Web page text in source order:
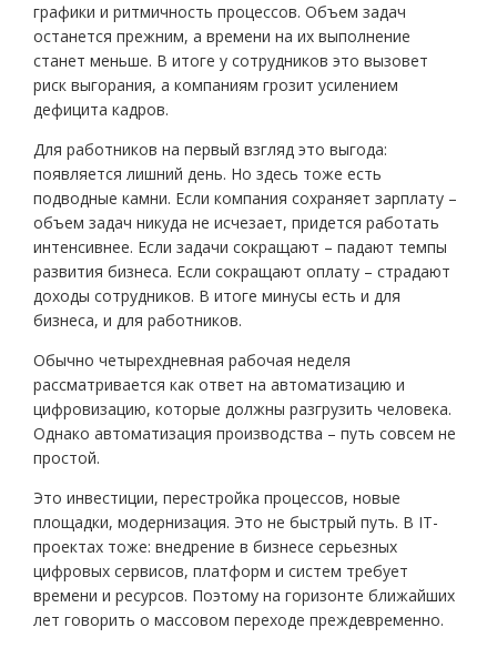
графики и ритмичность процессов. Объем задач
останется прежним, а времени на их выполнение
станет меньше. В итоге у сотрудников это вызовет
риск выгорания, а компаниям грозит усилением
дефицита кадров.
Для работников на первый взгляд это выгода:
появляется лишний день. Но здесь тоже есть
подводные камни. Если компания сохраняет зарплату –
объем задач никуда не исчезает, придется работать
интенсивнее. Если задачи сокращают – падают темпы
развития бизнеса. Если сокращают оплату – страдают
доходы сотрудников. В итоге минусы есть и для
бизнеса, и для работников.
Обычно четырехдневная рабочая неделя
рассматривается как ответ на автоматизацию и
цифровизацию, которые должны разгрузить человека.
Однако автоматизация производства – путь совсем не
простой.
Это инвестиции, перестройка процессов, новые
площадки, модернизация. Это не быстрый путь. В IT-
проектах тоже: внедрение в бизнесе серьезных
цифровых сервисов, платформ и систем требует
времени и ресурсов. Поэтому на горизонте ближайших
лет говорить о массовом переходе преждевременно.